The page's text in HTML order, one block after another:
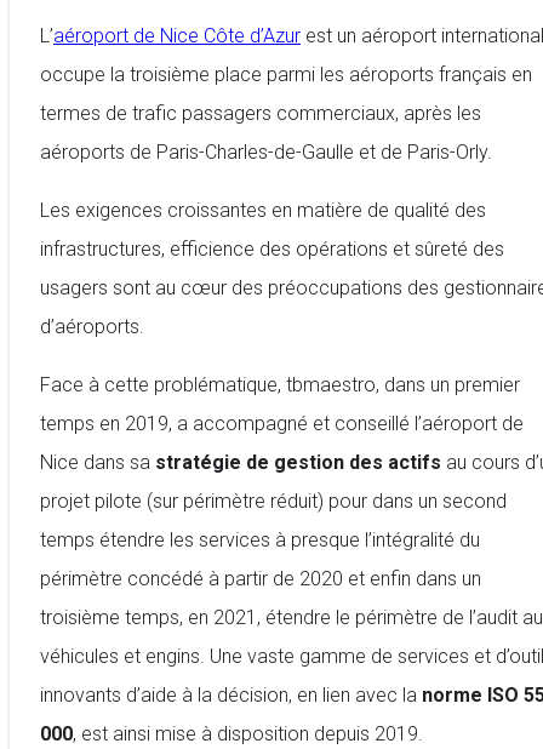
L’aéroport de Nice Côte d’Azur est un aéroport
occupe la troisième place parmi les aéroports français en
termes de trafic passagers commerciaux, après les
aéroports de Paris-Charles-de-Gaulle et de Paris-Orly.
Les exigences croissantes en matière de qualité des
infrastructures, efficience des opérations et sûreté des
usagers sont au cœur des préoccupations des
d’aéroports.
Face à cette problématique, tbmaestro, dans un premier
temps en 2019, a accompagné et conseillé l’aéroport de
Nice dans sa stratégie de gestion des actifs au cours
projet pilote (sur périmètre réduit) pour dans un second
temps étendre les services à presque l’intégralité du
périmètre concédé à partir de 2020 et enfin dans un
troisième temps, en 2021, étendre le périmètre de l’audit
véhicules et engins. Une vaste gamme de services et
innovants d’aide à la décision, en lien avec la norme ISO
000, est ainsi mise à disposition depuis 2019.